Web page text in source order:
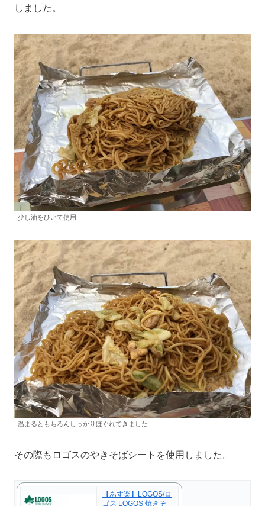
しました。
少し油をひいて使用
温まるともちろんしっかりほぐれてきました
その際もロゴスのやきそばシートを使用しました。
【あす楽】LOGOS/ロ
ゴス LOGOS 焼きそ